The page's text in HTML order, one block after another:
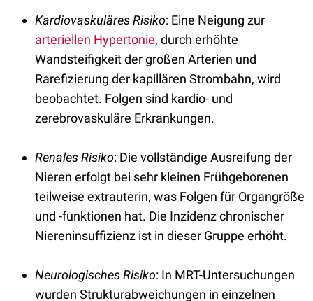
Kardiovaskuläres Risiko: Eine Neigung zur
arteriellen Hypertonie, durch erhöhte
Wandsteifigkeit der großen Arterien und
Rarefizierung der kapillären Strombahn, wird
beobachtet. Folgen sind kardio- und
zerebrovaskuläre Erkrankungen.
Renales Risiko: Die vollständige Ausreifung der
Nieren erfolgt bei sehr kleinen Frühgeborenen
teilweise extrauterin, was Folgen für Organgröße
und -funktionen hat. Die Inzidenz chronischer
Niereninsuffizienz ist in dieser Gruppe erhöht.
Neurologisches Risiko: In MRT-Untersuchungen
wurden Strukturabweichungen in einzelnen